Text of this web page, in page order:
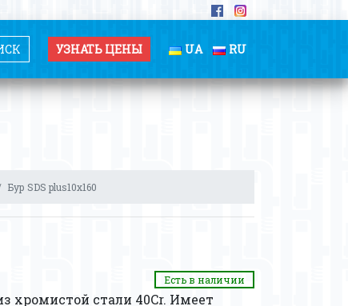
УЗНАТЬ ЦЕНЫ UA RU
Бур SDS plus10х160
Есть в наличии
хромистой стали 40Cr. Имеет